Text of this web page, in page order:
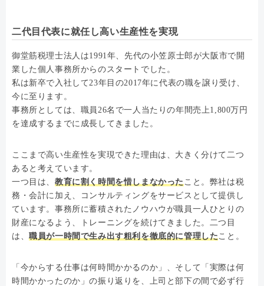
二代目代表に就任し高い生産性を実現
御堂筋税理士法人は1991年、先代の小笠原士郎が大阪市で開
業した個人事務所からのスタートでした。
私は新卒で入社して23年目の2017年に代表の職を譲り受け、
今に至ります。
事務所としては、職員26名で一人当たりの年間売上1,800万円
を達成するまでに成長してきました。
ここまで高い生産性を実現できた理由は、大きく分けて二つ
あると考えています。
一つ目は、 教育に割く時間を惜しまなかったこと。弊社は税
務・会計に加え、コンサルティングをサービスとして提供し
ています。事務所に蓄積されたノウハウが職員一人ひとりの
財産になるよう、トレーニングを続けてきました。二つ目
は、職員が一時間で生み出す粗利を徹底的に管理したこと。
「今からする仕事は何時間かかるのか」、そして「実際は何
時間かかったのか」の振り返りを、上司と部下の間で必ず行